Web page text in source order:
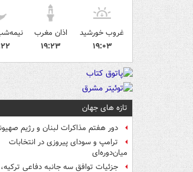
غروب خورشید
۱۹:۰۳
اذان مغرب
۱۹:۲۳
تازه های جهان
دور هفتم مذاکرات لبنان و رژیم
ترامپ و سودای پیروزی در انتخابات
میان‌دوره‌ای
جزئیات توافق سه جانبه دفاعی ترکیه،